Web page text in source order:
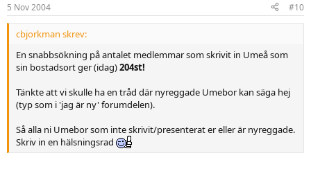
5 Nov 2004 #10
cbjorkman skrev:
En snabbsökning på antalet medlemmar som skrivit in Umeå som
sin bostadsort ger (idag)204st!
Tänkte att vi skulle ha en tråd där nyreggade Umebor kan säga hej
(typ som i 'jag är ny' forumdelen).
Så alla ni Umebor som inte skrivit/presenterat er eller är nyreggade.
Skriv in en hälsningsrad